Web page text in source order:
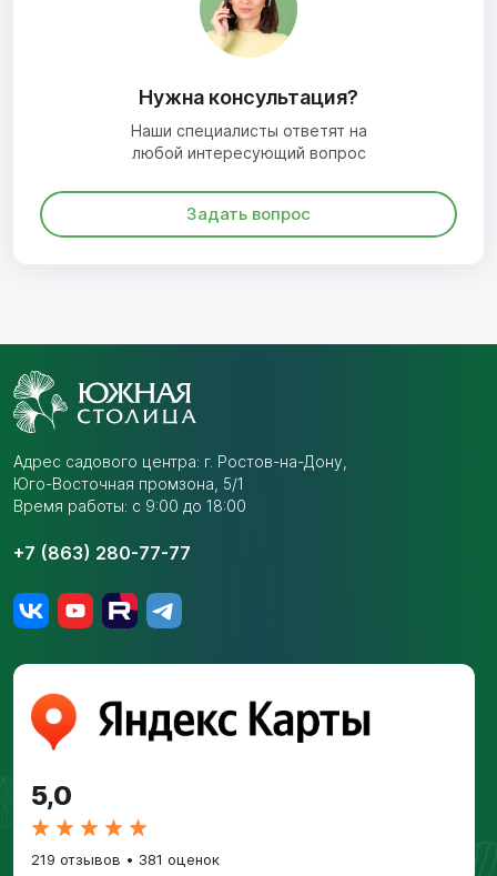
Нужна консультация?
Наши специалисты ответят на
любой интересующий вопрос
Задать вопрос
Адрес садового центра: г. Ростов-на-Дону,
Юго-Восточная промзона, 5/1
Время работы: с 9:00 до 18:00
+7 (863) 280-77-77
5,0
219 отзывов • 381 оценок